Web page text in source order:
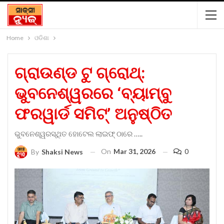
Home ଓଡିଶା
ଗ୍ରାଉଣ୍ଡ ଟୁ ଗ୍ରୋଥ୍:
ଭୁବନେଶ୍ୱରରେ ‘ବ୍ୟାମ୍ବୁ
ଫରୱାର୍ଡ ସମିଟ୍’ ଅନୁଷ୍ଠିତ
ଭୁବନେଶ୍ୱରସ୍ଥିତ ହୋଟେଲ ଲାଇଫ୍ ଠାରେ …..
By Shaksi News On Mar 31, 2026 0